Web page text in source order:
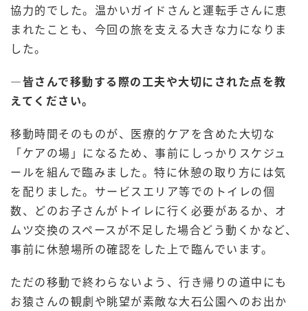
協力的でした。温かいガイドさんと運転手さんに恵
まれたことも、今回の旅を支える大きな力になりま
した。
―皆さんで移動する際の工夫や大切にされた点を教
えてください。
移動時間そのものが、医療的ケアを含めた大切な
「ケアの場」になるため、事前にしっかりスケジュ
ールを組んで臨みました。特に休憩の取り方には気
を配りました。サービスエリア等でのトイレの個
数、どのお子さんがトイレに行く必要があるか、オ
ムツ交換のスペースが不足した場合どう動くかなど、
事前に休憩場所の確認をした上で臨んでいます。
ただの移動で終わらないよう、行き帰りの道中にも
お猿さんの観劇や眺望が素敵な大石公園へのお出か